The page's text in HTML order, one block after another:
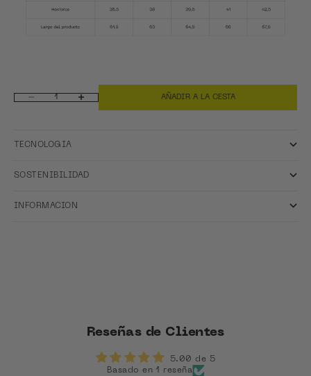
Reducir cantidadAumentar cantidad AÑADIR A LA CESTA
TECNOLOGIA
SOSTENIBILIDAD
INFORMACION
Reseñas de Clientes
5.00 de 5
Basado en 1 reseña